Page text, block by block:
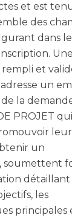
et est
des
dans le
et
un
la
PROJET qui
leur
un
soumettent
détaillant
les
principales